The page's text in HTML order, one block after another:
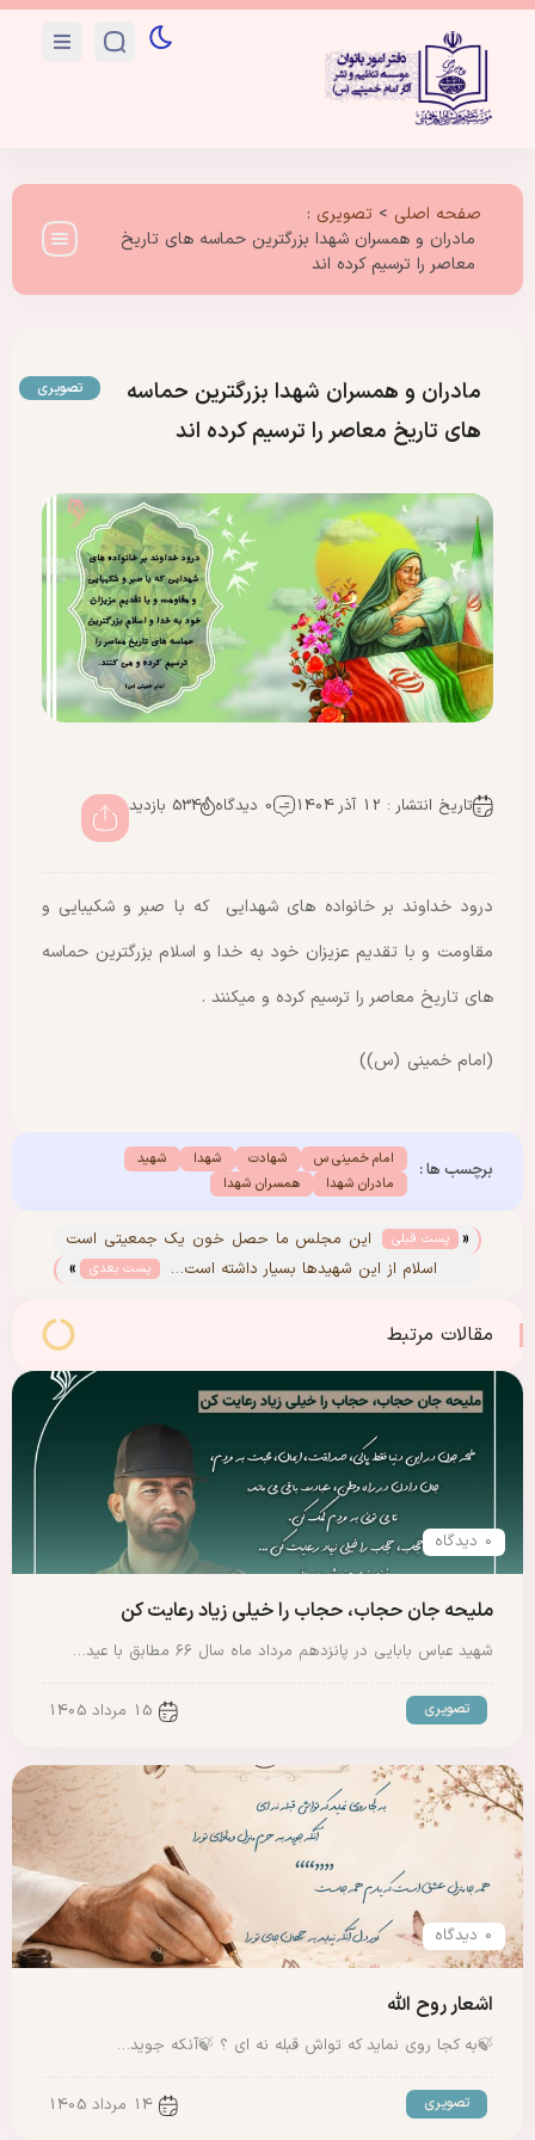
صفحه اصلی > تصویری :
مادران و همسران شهدا بزرگترین حماسه های تاریخ
معاصر را ترسیم کرده اند
مادران و همسران شهدا بزرگترین حماسه
های تاریخ معاصر را ترسیم کرده اند
تصویری
تاریخ انتشار : 12 آذر 1404 0 دیدگاه 534 بازدید
درود خداوند بر خانواده های شهدایی که با صبر و شکیبایی و
مقاومت و با تقدیم عزیزان خود به خدا و اسلام بزرگترین حماسه
های تاریخ معاصر را ترسیم کرده و میکنند .
(امام خمینی (س))
برچسب ها : امام خمینی س شهادت شهدا
شهید
مادران شهدا
همسران شهدا
« پست قبلی
این مجلس ما حصل خون یک جمعیتی است
که وفادار به اسلام بودند
اسلام از این شهیدها بسیار داشته است… پست بعدی »
مقالات مرتبط
0 دیدگاه
ملیحه جان حجاب، حجاب را خیلی زیاد رعایت کن
شهید عباس بابایی در پانزدهم مرداد ماه سال ۶۶ مطابق با عید…
تصویری 15 مرداد 1405
0 دیدگاه
اشعار روح الله
🍃به کجا روی نماید که تواش قبله نه ای ؟ 🍃آنکه جوید…
تصویری 14 مرداد 1405